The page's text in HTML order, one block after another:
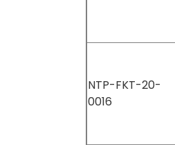
NTP-FKT-20-
0016